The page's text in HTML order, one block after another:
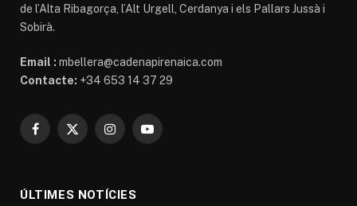
de l’Alta Ribagorça, l’Alt Urgell, Cerdanya i els Pallars Jussà i
Sobirà.
Email : mbellera@cadenapirenaica.com
Contacte: +34 653 14 37 29
Facebook
X
InstagramYouTube
ÚLTIMES NOTÍCIES